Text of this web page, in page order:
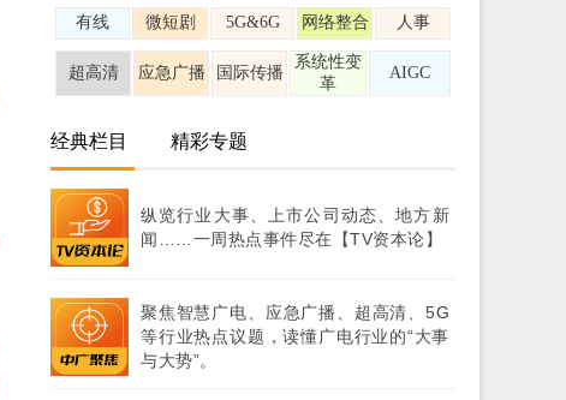
有线 微短剧 5G&6G 网络整合 人事
超高清 应急广播 国际传播
系统性变
革
AIGC
经典栏目 精彩专题
纵览行业大事、上市公司动态、地方新
闻……一周热点事件尽在【TV资本论】
聚焦智慧广电、应急广播、超高清、5G
等行业热点议题，读懂广电行业的“大事
与大势”。